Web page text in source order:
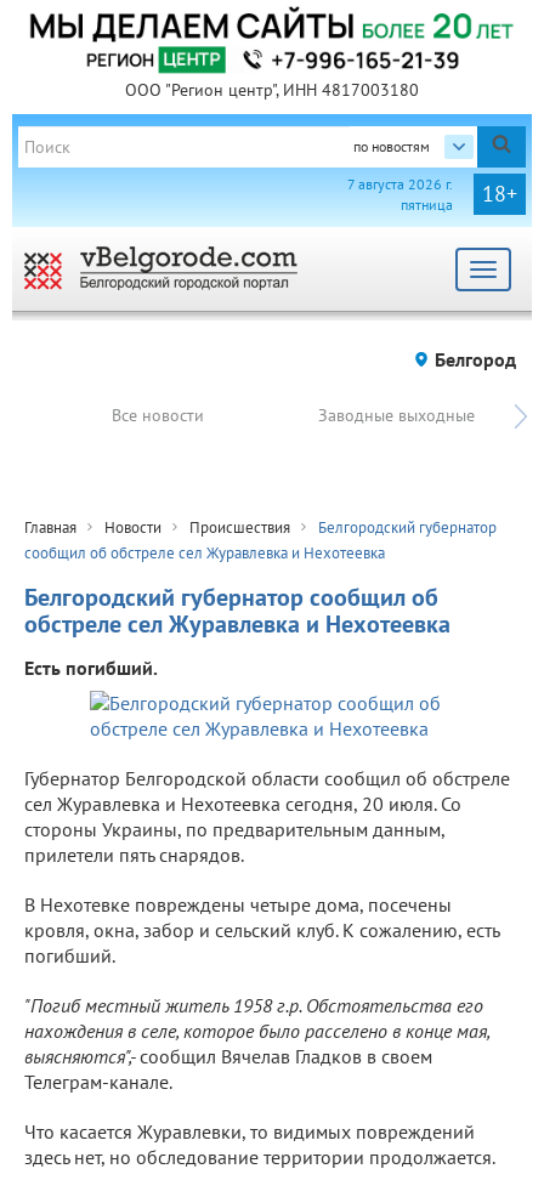
ООО "Регион центр", ИНН 4817003180
по новостям
18+
7 августа 2026 г.
пятница
Toggle
Белгород
Все новости Заводные выходные
Главная Новости Происшествия
Белгородский губернатор
сообщил об обстреле сел Журавлевка и Нехотеевка
Белгородский губернатор сообщил об
обстреле сел Журавлевка и Нехотеевка
Есть погибший.
Губернатор Белгородской области сообщил об обстреле
сел Журавлевка и Нехотеевка сегодня, 20 июля. Со
стороны Украины, по предварительным данным,
прилетели пять снарядов.
В Нехотевке повреждены четыре дома, посечены
кровля, окна, забор и сельский клуб. К сожалению, есть
погибший.
"Погиб местный житель 1958 г.р. Обстоятельства его
нахождения в селе, которое было расселено в конце мая,
выясняются",-сообщил Вячелав Гладков в своем
Телеграм-канале.
Что касается Журавлевки, то видимых повреждений
здесь нет, но обследование территории продолжается.